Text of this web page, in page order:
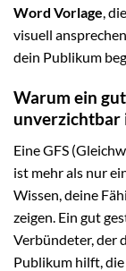
Word Vorlage,
visuell
dein Publikum
Warum ein
unverzichtbar
Eine GFS
ist mehr als nur
Wissen, deine
zeigen. Ein gut
Verbündeter, der
Publikum hilft,